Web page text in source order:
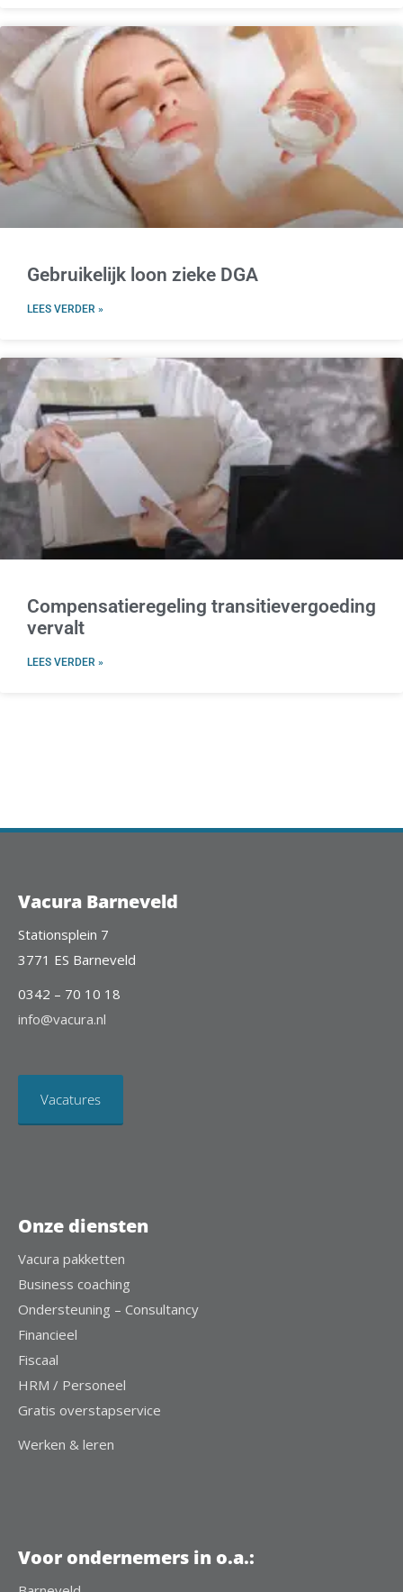
Gebruikelijk loon zieke DGA
LEES VERDER »
Compensatieregeling transitievergoeding
vervalt
LEES VERDER »
Vacura Barneveld
Stationsplein 7
3771 ES Barneveld
0342 – 70 10 18
info@vacura.nl
Vacatures
Onze diensten
Vacura pakketten
Business coaching
Ondersteuning – Consultancy
Financieel
Fiscaal
HRM / Personeel
Gratis overstapservice
Werken & leren
Voor ondernemers in o.a.: